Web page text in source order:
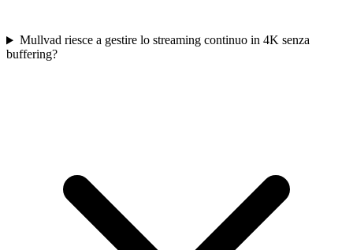
Mullvad riesce a gestire lo streaming continuo in 4K senza
buffering?